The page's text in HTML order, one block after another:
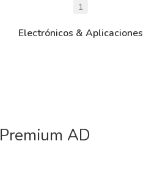
1
Electrónicos & Aplicaciones
Premium AD